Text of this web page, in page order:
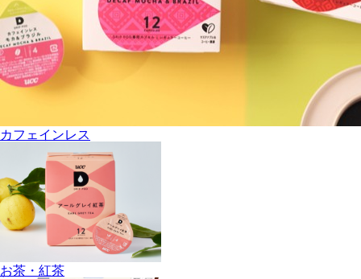
カフェインレス
お茶・紅茶